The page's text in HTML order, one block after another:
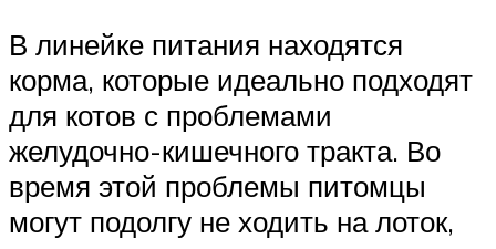
В линейке питания находятся
корма, которые идеально подходят
для котов с проблемами
желудочно-кишечного тракта. Во
время этой проблемы питомцы
могут подолгу не ходить на лоток,